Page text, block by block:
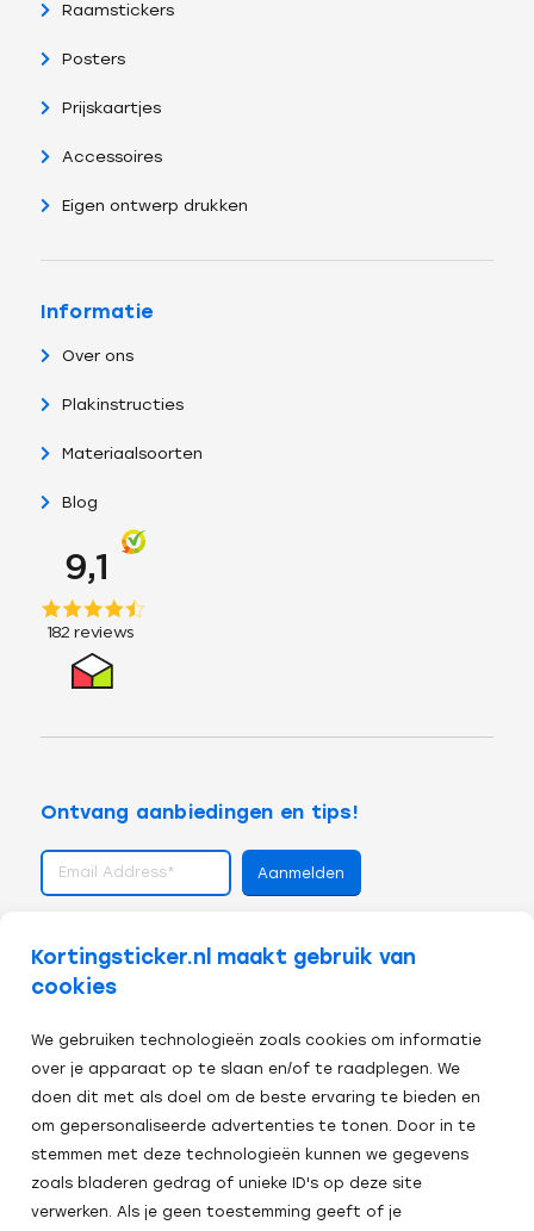
Kortingsticker.nl maakt gebruik van
cookies
We gebruiken technologieën zoals cookies om informatie
over je apparaat op te slaan en/of te raadplegen. We
doen dit met als doel om de beste ervaring te bieden en
om gepersonaliseerde advertenties te tonen. Door in te
stemmen met deze technologieën kunnen we gegevens
zoals bladeren gedrag of unieke ID's op deze site
verwerken. Als je geen toestemming geeft of je
Raamstickers
Posters
Prijskaartjes
Accessoires
Eigen ontwerp drukken
Informatie
Over ons
Plakinstructies
Materiaalsoorten
Blog
Ontvang aanbiedingen en tips!